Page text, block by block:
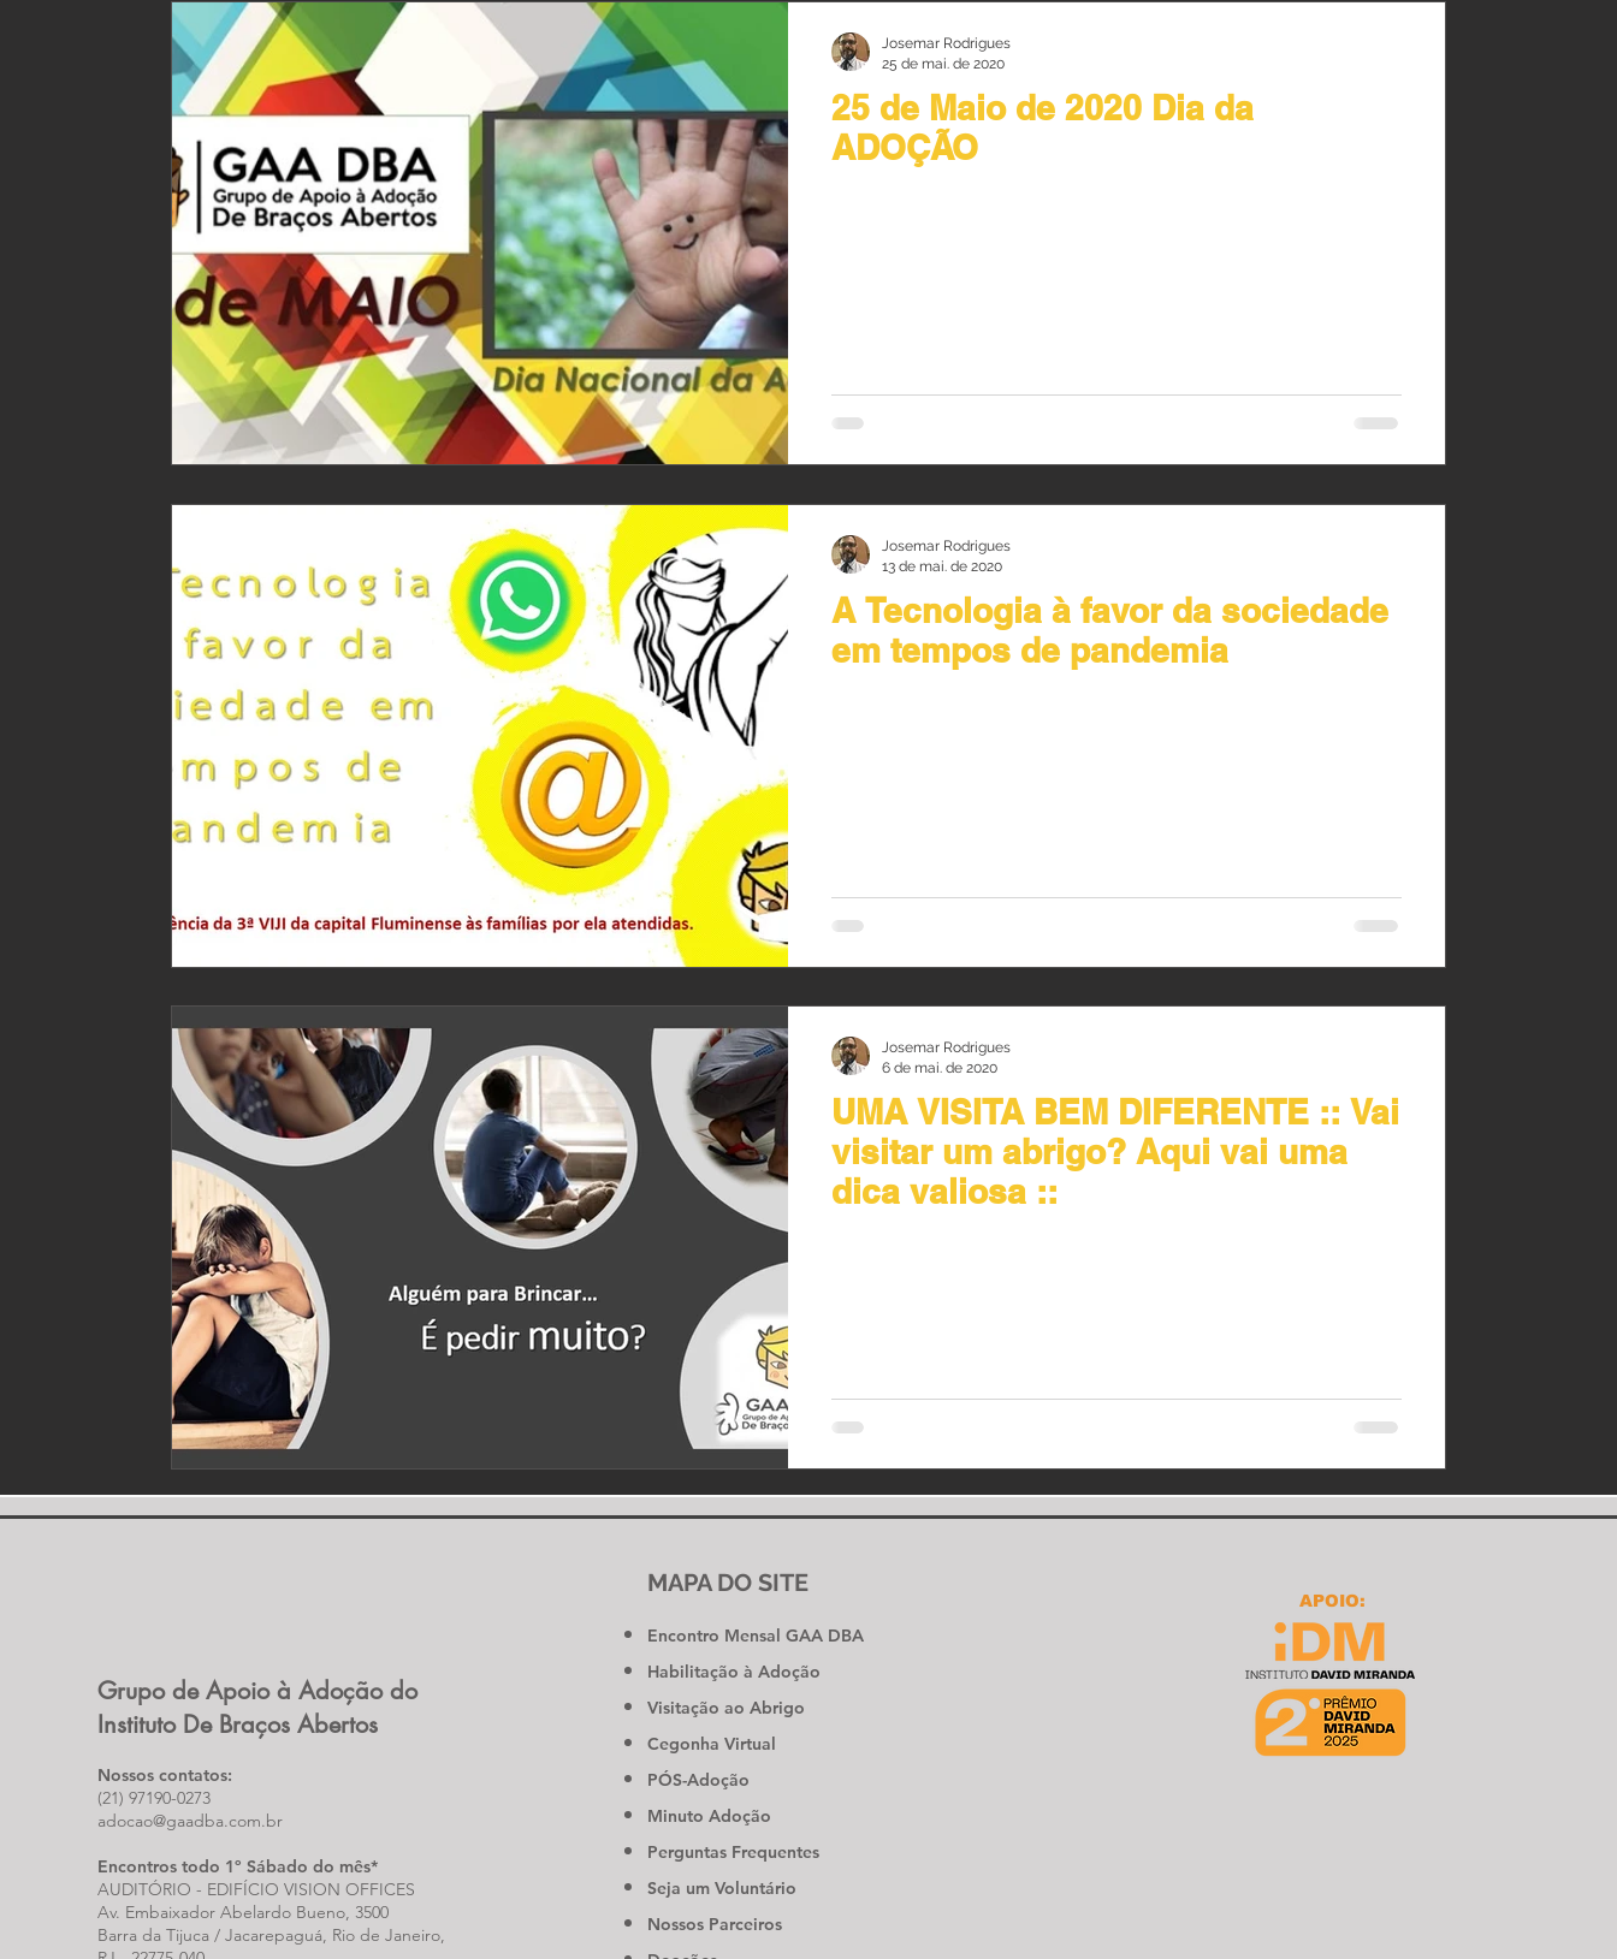
25 de Maio de 2020 Dia da
ADOÇÃO
Josemar Rodrigues
25 de mai. de 2020
A Tecnologia à favor da sociedade
em tempos de pandemia
Josemar Rodrigues
13 de mai. de 2020
UMA VISITA BEM DIFERENTE :: Vai
visitar um abrigo? Aqui vai uma
dica valiosa ::
Josemar Rodrigues
6 de mai. de 2020
Grupo de Apoio à Adoção do
Instituto De Braços Abertos
Nossos contatos:
(21) 97190-0273
adocao@gaadba.com.br
Encontros todo 1º Sábado do mês*
AUDITÓRIO - EDIFÍCIO VISION OFFICES
Av. Embaixador Abelardo Bueno, 3500
Barra da Tijuca / Jacarepaguá, Rio de Janeiro,
MAPA DO SITE
Encontro Mensal GAA DBA
Habilitação à Adoção
Visitação ao Abrigo
Cegonha Virtual
PÓS-Adoção
Minuto Adoção
Perguntas Frequentes
Seja um Voluntário
Nossos Parceiros
APOIO: